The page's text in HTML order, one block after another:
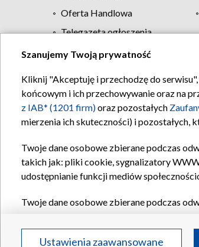
Oferta Handlowa
Telegazeta ogłoszenia
Szanujemy Twoją prywatność
Kliknij "Akceptuję i przechodzę do
końcowym i ich przechowywanie oraz na
z IAB* (1201 firm)oraz pozostałych
mierzenia ich skuteczności) i pozostałych,
Twoje dane osobowe zbierane podczas
takich jak: pliki cookie, sygnalizatory
udostępnianie funkcji mediów
Twoje dane osobowe zbierane podczas
Partnerów TVPdla realizacji
reklam, tworzenia profilu
Ustawienia zaawansowane